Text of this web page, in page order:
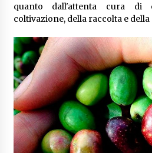
quanto dall'attenta cura di
coltivazione, della raccolta e